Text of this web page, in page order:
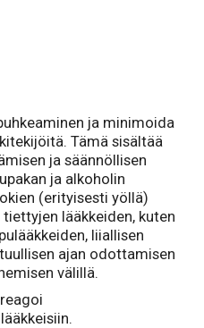
ja minimoida
Tämä sisältää
ja säännöllisen
ja alkoholin
(erityisesti yöllä)
lääkkeiden, kuten
liiallisen
ajan odottamisen
välillä.